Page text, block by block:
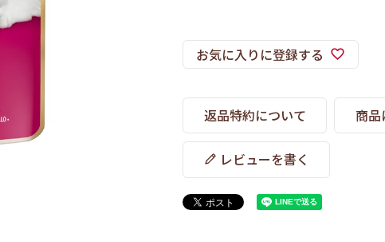
お気に入りに登録する
返品特約について 商
レビューを書く